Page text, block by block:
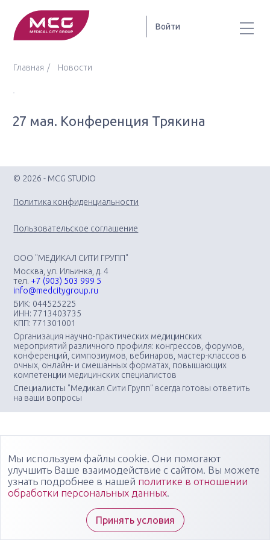
Войти
Главная Новости
27 мая. Конференция Трякина
© 2026 - MCG STUDIO
Политика конфиденциальности
Пользовательское соглашение
ООО "МЕДИКАЛ СИТИ ГРУПП"
Москва, ул. Ильинка, д. 4
тел. +7 (903) 503 999 5
info@medcitygroup.ru
БИК: 044525225
ИНН: 7713403735
КПП: 771301001
Организация научно-практических медицинских
мероприятий различного профиля: конгрессов, форумов,
конференций, симпозиумов, вебинаров, мастер-классов в
очных, онлайн- и смешанных форматах, повышающих
компетенции медицинских специалистов
Специалисты "Медикал Сити Групп" всегда готовы ответить
на ваши вопросы
Мы используем файлы cookie. Они помогают
улучшить Ваше взаимодействие с сайтом. Вы можете
узнать подробнее в нашей политике в отношении
обработки персональных данных.
Принять условия